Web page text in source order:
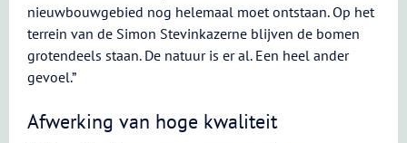
nieuwbouwgebied nog helemaal moet ontstaan. Op het
terrein van de Simon Stevinkazerne blijven de bomen
grotendeels staan. De natuur is er al. Een heel ander
gevoel.”
Afwerking van hoge kwaliteit